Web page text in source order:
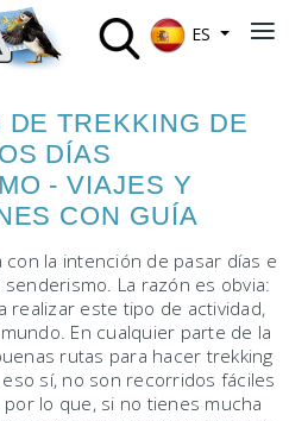
ES
DE TREKKING DE
DÍAS
- VIAJES Y
CON GUÍA
con la intención de pasar días e
La razón es obvia:
realizar este tipo de actividad,
En cualquier parte de la
rutas para hacer trekking
sí, no son recorridos fáciles
lo que, si no tienes mucha
≡